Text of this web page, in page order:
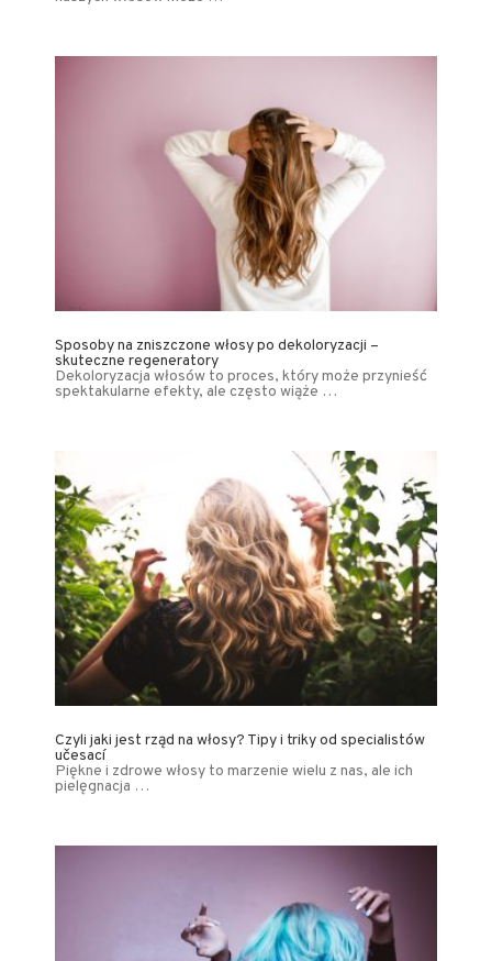
Sposoby na zniszczone włosy po dekoloryzacji –
skuteczne regeneratory
Dekoloryzacja włosów to proces, który może przynieść
spektakularne efekty, ale często wiąże …
Czyli jaki jest rząd na włosy? Tipy i triky od specialistów
učesací
Piękne i zdrowe włosy to marzenie wielu z nas, ale ich
pielęgnacja …